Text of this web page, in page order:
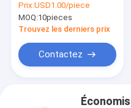
métallique à pression
personnalisée
Prix:USD1.00/piece
MOQ:10pieces
Trouvez les derniers prix
Contactez